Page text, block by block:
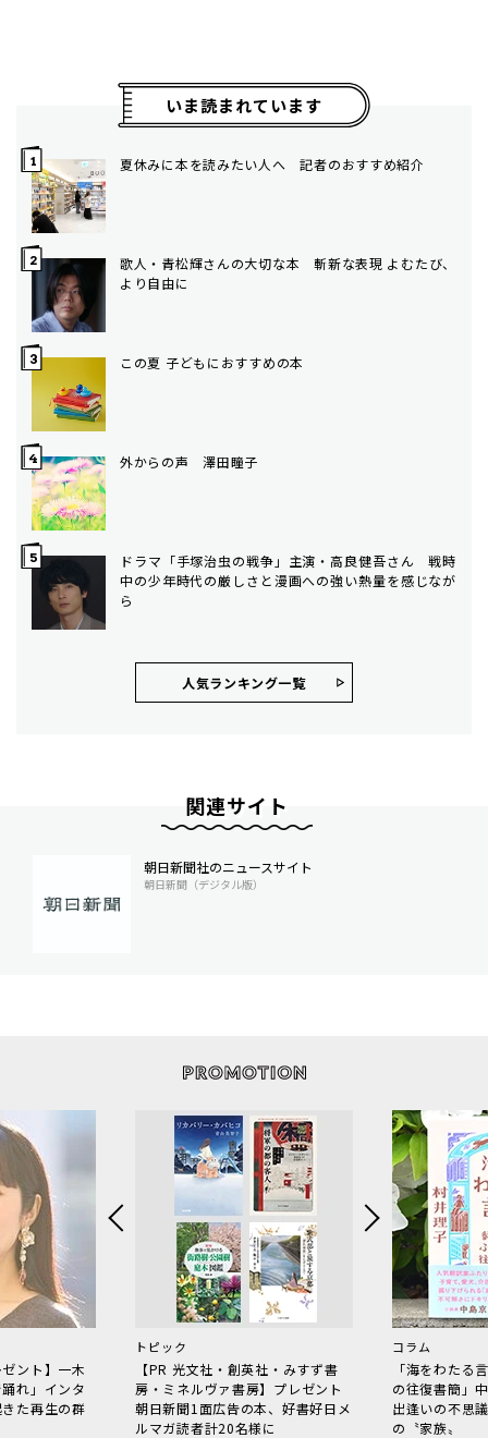
いま読まれています
夏休みに本を読みたい人へ 記者のおすすめ紹介
歌人・青松輝さんの大切な本 斬新な表現 よむたび、
より自由に
この夏 子どもにおすすめの本
外からの声 澤田瞳子
ドラマ「手塚治虫の戦争」主演・高良健吾さん 戦時
中の少年時代の厳しさと漫画への強い熱量を感じなが
ら
人気ランキング⼀覧
関連サイト
朝日新聞社のニュースサイト
朝日新聞（デジタル版）
ント】一木
れ」インタ
た再生の群
トピック
【PR 光文社・創英社・みすず書
房・ミネルヴァ書房】プレゼント
朝日新聞1面広告の本、好書好日メ
ルマガ読者計20名様に
コラム
「海をわた
の往復書簡」
出逢いの不思
の〝家族〟